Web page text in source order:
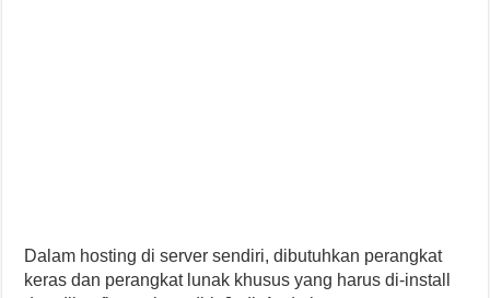
Dalam hosting di server sendiri, dibutuhkan perangkat
keras dan perangkat lunak khusus yang harus di-install